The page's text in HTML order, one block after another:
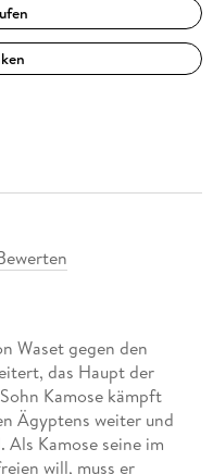
Waset gegen den
das Haupt der
Kamose kämpft
Ägyptens weiter und
Kamose seine im
will, muss er